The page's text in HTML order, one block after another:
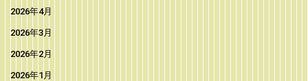
2026年4月
2026年3月
2026年2月
2026年1月